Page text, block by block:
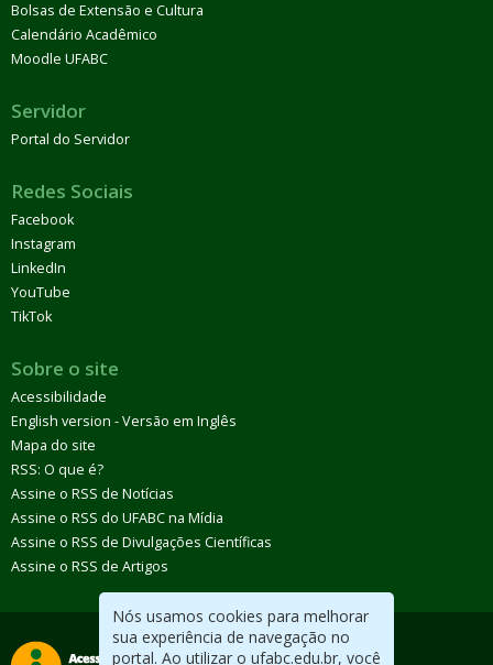
Nós usamos cookies para melhorar
sua experiência de navegação no
portal. Ao utilizar o ufabc.edu.br, você
Bolsas de Extensão e Cultura
Calendário Acadêmico
Moodle UFABC
Servidor
Portal do Servidor
Redes Sociais
Facebook
Instagram
LinkedIn
YouTube
TikTok
Sobre o site
Acessibilidade
English version - Versão em Inglês
Mapa do site
RSS: O que é?
Assine o RSS de Notícias
Assine o RSS do UFABC na Mídia
Assine o RSS de Divulgações Científicas
Assine o RSS de Artigos